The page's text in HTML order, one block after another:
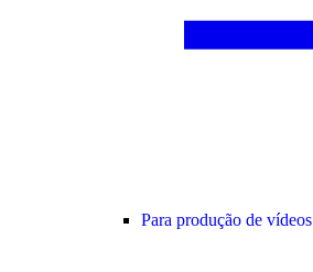
Para produção de vídeos